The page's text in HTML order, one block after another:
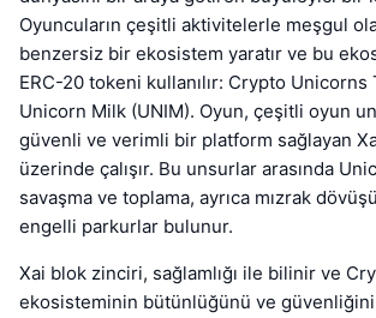
Oyuncuların çeşitli aktivitelerle meşgul
benzersiz bir ekosistem yaratır ve bu
ERC-20 tokeni kullanılır: Crypto Unicorns
Unicorn Milk (UNIM). Oyun, çeşitli oyun
güvenli ve verimli bir platform sağlayan
üzerinde çalışır. Bu unsurlar arasında
savaşma ve toplama, ayrıca mızrak
engelli parkurlar bulunur.
Xai blok zinciri, sağlamlığı ile bilinir ve
ekosisteminin bütünlüğünü ve